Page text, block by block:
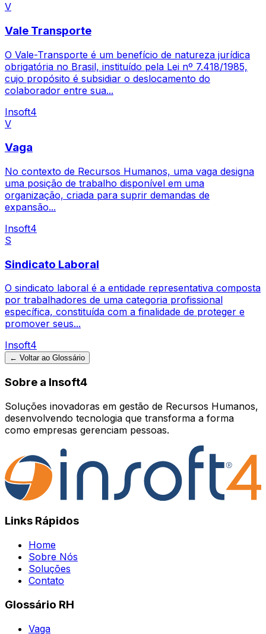
V
Vale Transporte
O Vale-Transporte é um benefício de natureza jurídica
obrigatória no Brasil, instituído pela Lei nº 7.418/1985,
cujo propósito é subsidiar o deslocamento do
colaborador entre sua...
Insoft4
V
Vaga
No contexto de Recursos Humanos, uma vaga designa
uma posição de trabalho disponível em uma
organização, criada para suprir demandas de
expansão...
Insoft4
S
Sindicato Laboral
O sindicato laboral é a entidade representativa composta
por trabalhadores de uma categoria profissional
específica, constituída com a finalidade de proteger e
promover seus...
Insoft4
← Voltar ao Glossário
Sobre a Insoft4
Soluções inovadoras em gestão de Recursos Humanos,
desenvolvendo tecnologia que transforma a forma
como empresas gerenciam pessoas.
Links Rápidos
Home
Sobre Nós
Soluções
Contato
Glossário RH
Vaga